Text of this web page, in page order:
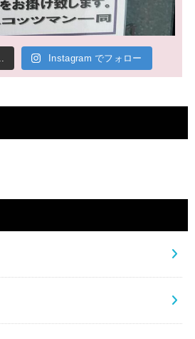
Instagram でフォロー